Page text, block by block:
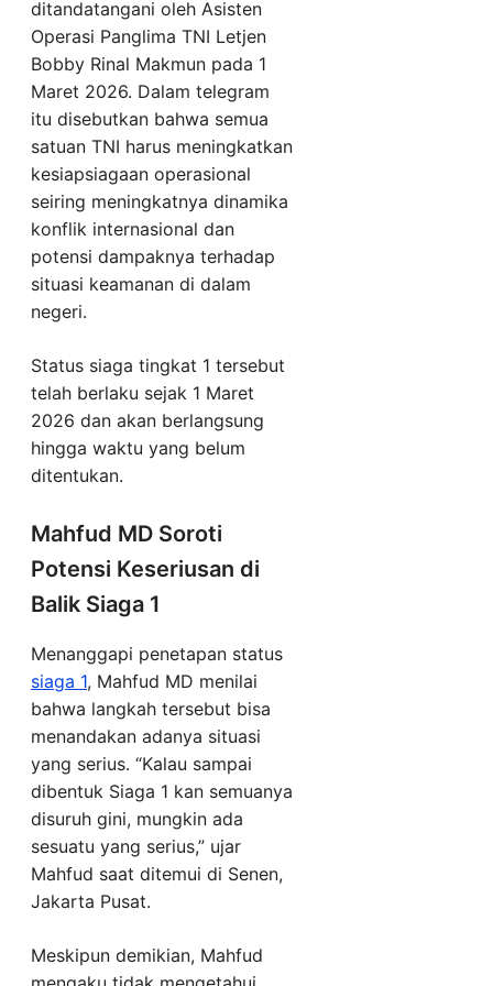
ditandatangani oleh Asisten
Operasi Panglima TNI Letjen
Bobby Rinal Makmun pada 1
Maret 2026. Dalam telegram
itu disebutkan bahwa semua
satuan TNI harus meningkatkan
kesiapsiagaan operasional
seiring meningkatnya dinamika
konflik internasional dan
potensi dampaknya terhadap
situasi keamanan di dalam
negeri.
Status siaga tingkat 1 tersebut
telah berlaku sejak 1 Maret
2026 dan akan berlangsung
hingga waktu yang belum
ditentukan.
Mahfud MD Soroti
Potensi Keseriusan di
Balik Siaga 1
Menanggapi penetapan status
siaga 1, Mahfud MD menilai
bahwa langkah tersebut bisa
menandakan adanya situasi
yang serius. “Kalau sampai
dibentuk Siaga 1 kan semuanya
disuruh gini, mungkin ada
sesuatu yang serius,” ujar
Mahfud saat ditemui di Senen,
Jakarta Pusat.
Meskipun demikian, Mahfud